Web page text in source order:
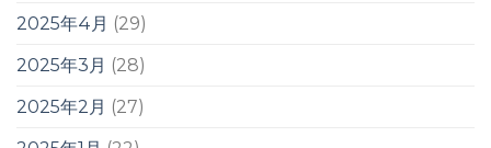
2025年4月 (29)
2025年3月 (28)
2025年2月 (27)